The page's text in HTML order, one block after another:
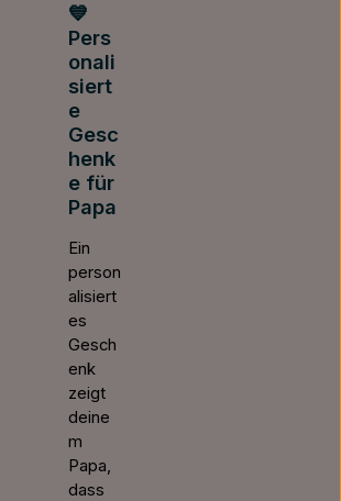
💙
Pers
onali
siert
e
Gesc
henk
e für
Papa
Ein
person
alisiert
es
Gesch
enk
zeigt
deine
m
Papa,
dass